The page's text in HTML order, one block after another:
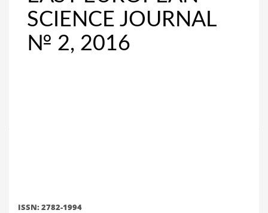
SCIENCE JOURNAL
№ 2, 2016
ISSN: 2782-1994